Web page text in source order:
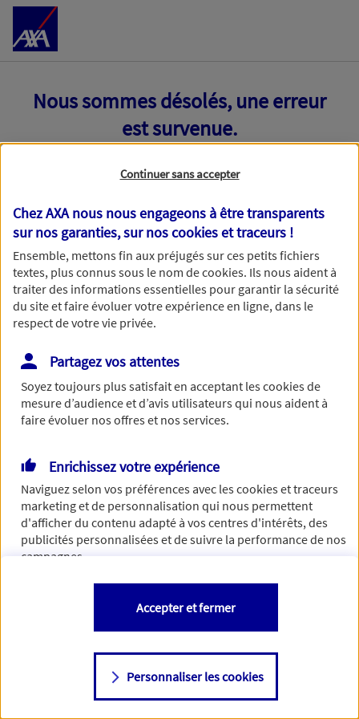
Accéder au Contenu
Nous sommes désolés, une erreur
est survenue.
Toutes nos excuses, une erreur technique nous empêche
de traiter votre demande. N'hésitez pas à rafraichir ce
formulaire dans quelques minutes.
Si besoin, vous pouvez nous joindre via notre page de
contact.
> Nous contacter
Continuer sans accepter
Chez AXA nous nous engageons à être transparents
sur nos garanties, sur noscookies et traceurs !
Ensemble, mettons fin aux préjugés sur ces petits fichiers
textes, plus connus sous le nom decookies. Ils nous aident à
traiter des informations essentielles pour garantir la sécurité
du site et faire évoluer votre expérience en ligne, dans le
respect de votre vie privée.
Partagez vos attentes
Soyez toujours plus satisfait en acceptant lescookiesde
mesure d’audience et d’avis utilisateurs qui nous aident à
faire évoluer nos offres et nos services.
Enrichissez votre expérience
Naviguez selon vos préférences avec lescookies et traceurs
marketing et de personnalisation qui nous permettent
d'afficher du contenu adapté à vos centres d'intérêts, des
publicités personnalisées et de suivre la performance de nos
campagnes.
Vous êtes libre de les accepter, de les refuser comme de
changer d'avis à tout moment en allant sur
Consulter notre politique decookies
Personnaliser les cookies
Accepter et fermer